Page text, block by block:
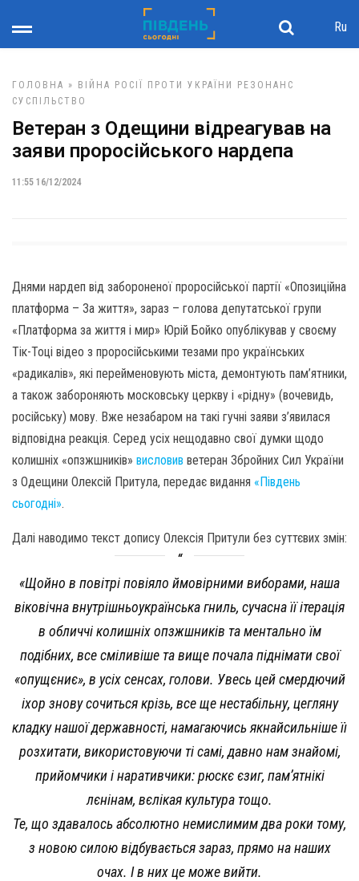
Ru
ГОЛОВНА » ВІЙНА РОСІЇ ПРОТИ УКРАЇНИ
РЕЗОНАНС
СУСПІЛЬСТВО
Ветеран з Одещини відреагував на
заяви проросійського нардепа
11:55 16/12/2024
Днями нардеп від забороненої проросійської партії «Опозиційна
платформа – За життя», зараз – голова депутатської групи
«Платформа за життя і мир» Юрій Бойко опублікував у своєму
Тік-Тоці відео з проросійськими тезами про українських
«радикалів», які перейменовують міста, демонтують пам’ятники,
а також забороняють московську церкву і «рідну» (вочевидь,
російську) мову. Вже незабаром на такі гучні заяви з’явилася
відповідна реакція. Серед усіх нещодавно свої думки щодо
колишніх «опзжшників» висловив ветеран Збройних Сил України
з Одещини Олексій Притула, передає видання «Південь
сьогодні».
Далі наводимо текст допису Олексія Притули без суттєвих змін:
«Щойно в повітрі повіяло ймовірними виборами, наша
віковічна внутрішньоукраїнська гниль, сучасна її ітерація
в обличчі колишніх опзжшників та ментально їм
подібних, все сміливіше та вище почала піднімати свої
«опущєниє», в усіх сенсах, голови. Увесь цей смердючий
іхор знову сочиться крізь, все ще нестабільну, цегляну
кладку нашої державності, намагаючись якнайсильніше її
розхитати, використовуючи ті самі, давно нам знайомі,
прийомчики і наративчики: рюскє єзиг, пам’ятнікі
лєнінам, вєлікая культура тощо.
Те, що здавалось абсолютно немислимим два роки тому,
з новою силою відбувається зараз, прямо на наших
очах. І в них це може вийти.